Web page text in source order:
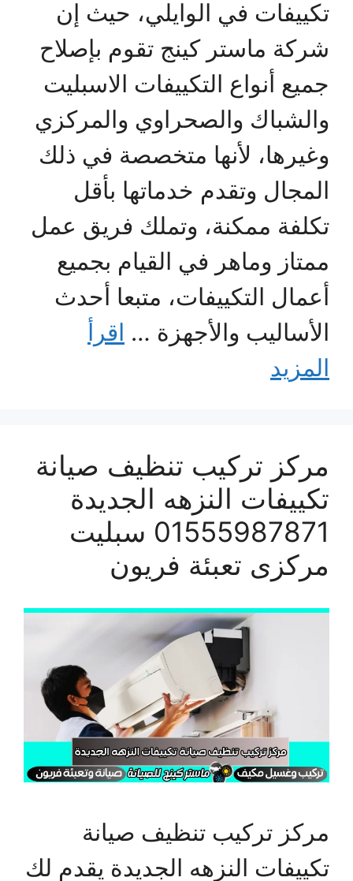
تكييفات في الوايلي، حيث إن
شركة ماستر كينج تقوم بإصلاح
جميع أنواع التكييفات الاسبليت
والشباك والصحراوي والمركزي
وغيرها، لأنها متخصصة في ذلك
المجال وتقدم خدماتها بأقل
تكلفة ممكنة، وتملك فريق عمل
ممتاز وماهر في القيام بجميع
أعمال التكييفات، متبعا أحدث
الأساليب والأجهزة … اقرأ
المزيد
مركز تركيب تنظيف صيانة
تكييفات النزهه الجديدة
01555987871 سبليت
مركزى تعبئة فريون
مركز تركيب تنظيف صيانة
تكييفات النزهه الجديدة يقدم لك